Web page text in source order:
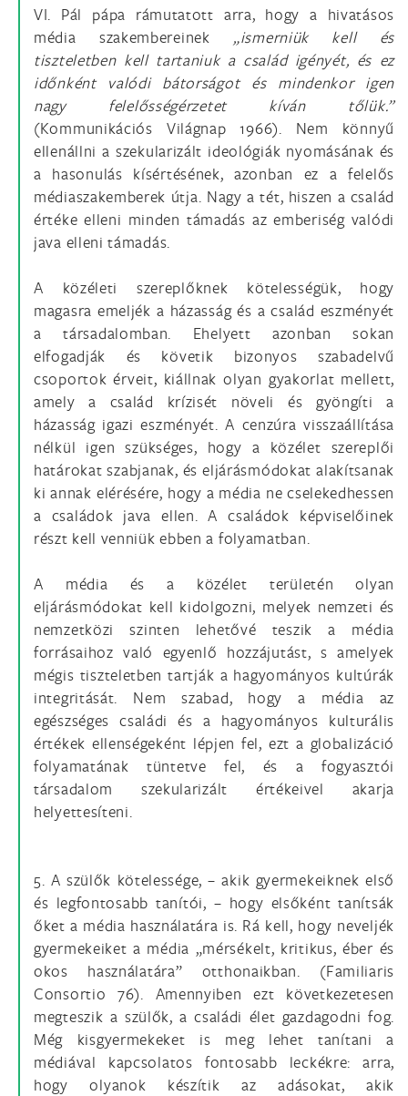
VI. Pál pápa rámutatott arra, hogy a hivatásos
média szakembereinek „ismerniük kell és
tiszteletben kell tartaniuk a család igényét, és ez
időnként valódi bátorságot és mindenkor igen
nagy felelősségérzetet kíván tőlük.”
(Kommunikációs Világnap 1966). Nem könnyű
ellenállni a szekularizált ideológiák nyomásának és
a hasonulás kísértésének, azonban ez a felelős
médiaszakemberek útja. Nagy a tét, hiszen a család
értéke elleni minden támadás az emberiség valódi
java elleni támadás.
A közéleti szereplőknek kötelességük, hogy
magasra emeljék a házasság és a család eszményét
a társadalomban. Ehelyett azonban sokan
elfogadják és követik bizonyos szabadelvű
csoportok érveit, kiállnak olyan gyakorlat mellett,
amely a család krízisét növeli és gyöngíti a
házasság igazi eszményét. A cenzúra visszaállítása
nélkül igen szükséges, hogy a közélet szereplői
határokat szabjanak, és eljárásmódokat alakítsanak
ki annak elérésére, hogy a média ne cselekedhessen
a családok java ellen. A családok képviselőinek
részt kell venniük ebben a folyamatban.
A média és a közélet területén olyan
eljárásmódokat kell kidolgozni, melyek nemzeti és
nemzetközi szinten lehetővé teszik a média
forrásaihoz való egyenlő hozzájutást, s amelyek
mégis tiszteletben tartják a hagyományos kultúrák
integritását. Nem szabad, hogy a média az
egészséges családi és a hagyományos kulturális
értékek ellenségeként lépjen fel, ezt a globalizáció
folyamatának tüntetve fel, és a fogyasztói
társadalom szekularizált értékeivel akarja
helyettesíteni.
5. A szülők kötelessége, – akik gyermekeiknek első
és legfontosabb tanítói, – hogy elsőként tanítsák
őket a média használatára is. Rá kell, hogy neveljék
gyermekeiket a média „mérsékelt, kritikus, éber és
okos használatára” otthonaikban. (Familiaris
Consortio 76). Amennyiben ezt következetesen
megteszik a szülők, a családi élet gazdagodni fog.
Még kisgyermekeket is meg lehet tanítani a
médiával kapcsolatos fontosabb leckékre: arra,
hogy olyanok készítik az adásokat, akik